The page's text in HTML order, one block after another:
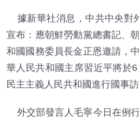
據新華社消息，中共中央對
宣布：應朝鮮勞動黨總書記、
和國國務委員長金正恩邀請，
華人民共和國主席習近平將於
民主主義人民共和國進行國事訪
外交部發言人毛寧今日在例